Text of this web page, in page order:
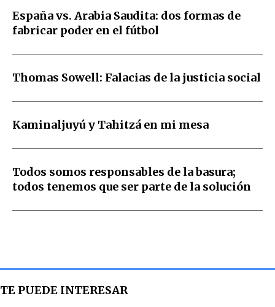
España vs. Arabia Saudita: dos formas de
fabricar poder en el fútbol
Thomas Sowell: Falacias de la justicia social
Kaminaljuyú y Tahitzá en mi mesa
Todos somos responsables de la basura;
todos tenemos que ser parte de la solución
TE PUEDE INTERESAR